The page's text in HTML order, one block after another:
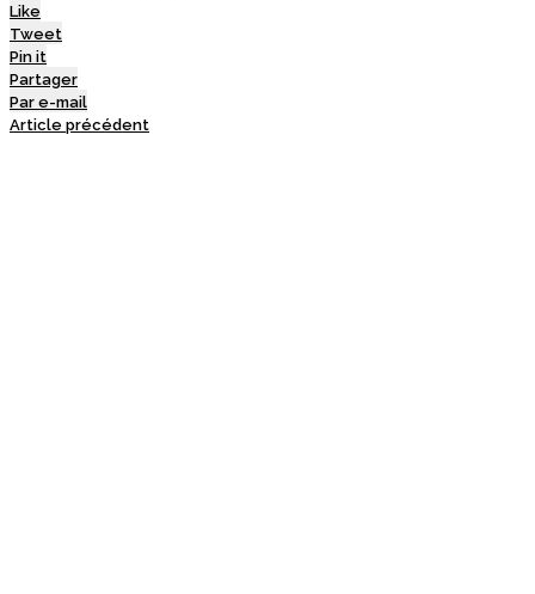
Like
Tweet
Pin it
Partager
Par e-mail
Article précédent